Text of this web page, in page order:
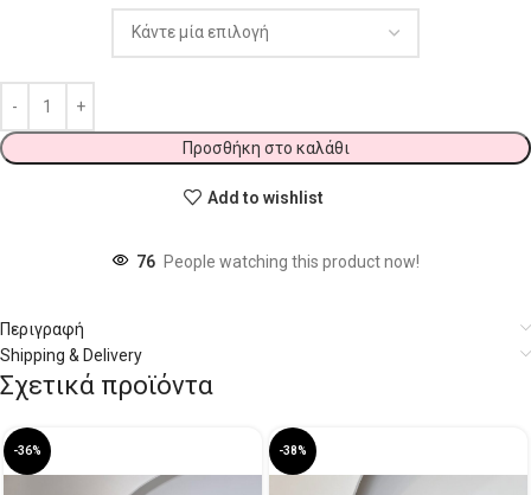
Προσθήκη στο καλάθι
Add to wishlist
76 People watching this product now!
Περιγραφή
Shipping & Delivery
Σχετικά προϊόντα
-36% -38%